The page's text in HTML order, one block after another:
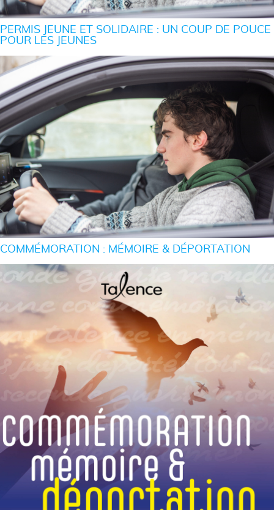
PERMIS JEUNE ET SOLIDAIRE : UN COUP DE POUCE
POUR LES JEUNES
COMMÉMORATION : MÉMOIRE & DÉPORTATION